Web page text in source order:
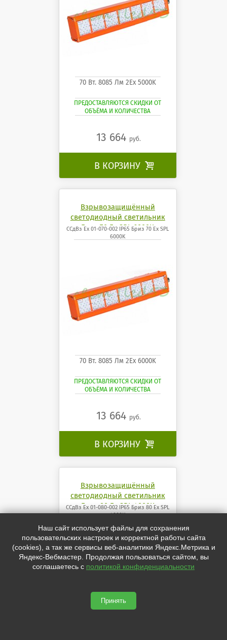
70 Вт. 8085 Лм 2Ех 5000K
ПРЕДОСТАВЛЯЮТСЯ СКИДКИ ОТ
ОБЪЁМА И КОЛИЧЕСТВА
13 664 руб.
В КОРЗИНУ 
Взрывозащищённый
светодиодный светильник
Бриз 70 Ех SPL 6000K
ССдВз Ех 01-070-002 IP65 Бриз 70 Ех SPL
6000K
70 Вт. 8085 Лм 2Ех 6000K
ПРЕДОСТАВЛЯЮТСЯ СКИДКИ ОТ
ОБЪЁМА И КОЛИЧЕСТВА
13 664 руб.
В КОРЗИНУ 
Взрывозащищённый
светодиодный светильник
Бриз 80 Ех SPL 4000K
ССдВз Ех 01-080-002 IP65 Бриз 80 Ех SPL
4000K
Наш сайт использует файлы для сохранения
пользовательских настроек и корректной работы сайта
(cookies), а так же сервисы веб-аналитики Яндекс.Метрика и
Яндекс-Вебмастер. Продолжая пользоваться сайтом, вы
соглашаетесь с политикой конфиденциальности
Принять